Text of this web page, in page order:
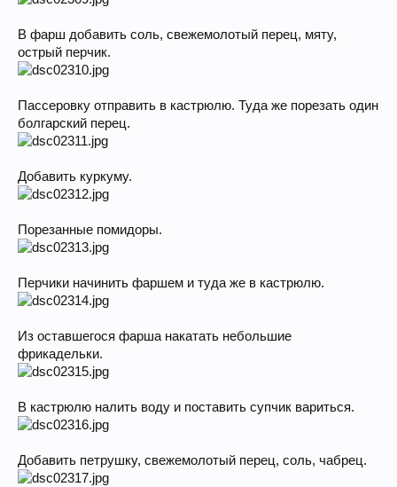
В фарш добавить соль, свежемолотый перец, мяту,
острый перчик.
Пассеровку отправить в кастрюлю. Туда же порезать один
болгарский перец.
Добавить куркуму.
Порезанные помидоры.
Перчики начинить фаршем и туда же в кастрюлю.
Из оставшегося фарша накатать небольшие
фрикадельки.
В кастрюлю налить воду и поставить супчик вариться.
Добавить петрушку, свежемолотый перец, соль, чабрец.